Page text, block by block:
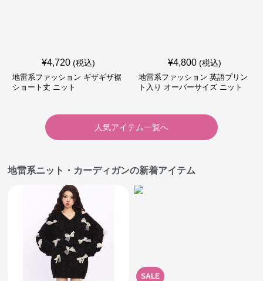
¥4,720 (税込)
地雷系ファッション ギザギザ裾
ショート丈 ニット
¥4,800 (税込)
地雷系ファッション 英語プリン
ト入り オーバーサイズ ニット
人気アイテム一覧へ
地雷系ニット・カーディガンの新着アイテム
SALE